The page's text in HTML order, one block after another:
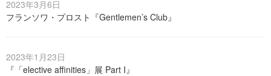
2023年3月6日
フランソワ・プロスト『Gentlemen’s Club』
2023年1月23日
『「elective affinities」展 Part I』